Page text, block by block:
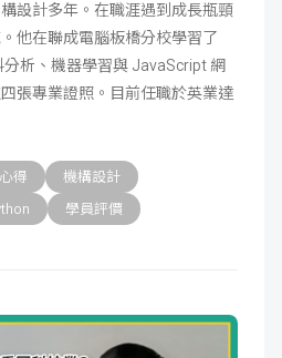
設計多年。在職涯遇到成長瓶頸
他在聯成電腦板橋分校學習了
析、機器學習與 JavaScript 網
張專業證照。目前任職於英業達
得
機構設計
學員評價